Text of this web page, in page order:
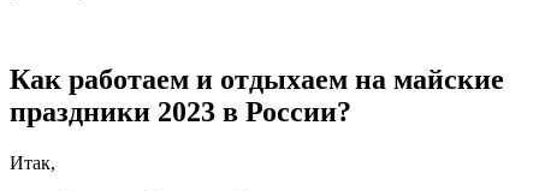
Как работаем и отдыхаем на майские
праздники 2023 в России?
Итак,